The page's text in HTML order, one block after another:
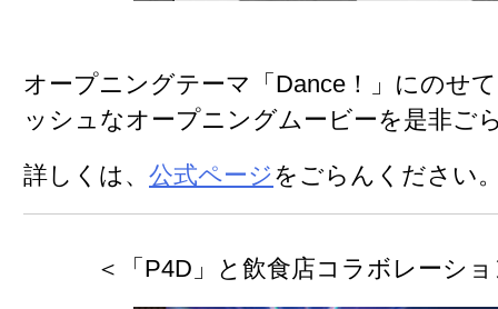
オープニングテーマ「Dance！」にのせ
ッシュなオープニングムービーを是非ご
詳しくは、 公式ページをごらんください
＜「P4D」と飲食店コラボレーシ